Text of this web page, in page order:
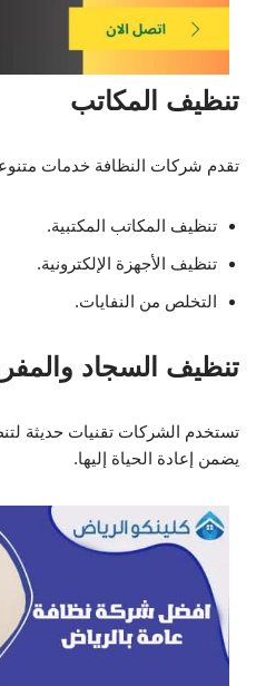
تنظيف المكاتب
تقدم شركات النظافة خدمات
تنظيف المكاتب المكتبية.
تنظيف الأجهزة الإلكترونية.
التخلص من النفايات.
تنظيف السجاد
تستخدم الشركات تقنيات حديثة
يضمن إعادة الحياة إليها.